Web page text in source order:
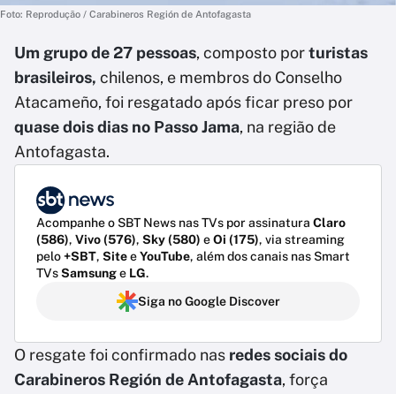
Foto: Reprodução / Carabineros Región de Antofagasta
Um grupo de 27 pessoas, composto porturistas
brasileiros, chilenos, e membros do Conselho
Atacameño, foi resgatado após ficar preso por
quase dois dias no Passo Jama, na região de
Antofagasta.
Acompanhe o SBT News nas TVs por assinatura Claro
(586), Vivo (576), Sky (580) eOi (175), via streaming
pelo+SBT, SiteeYouTube, além dos canais nas Smart
TVsSamsunge LG.
Siga no Google Discover
O resgate foi confirmado nas redes sociais do
Carabineros Región de Antofagasta, força